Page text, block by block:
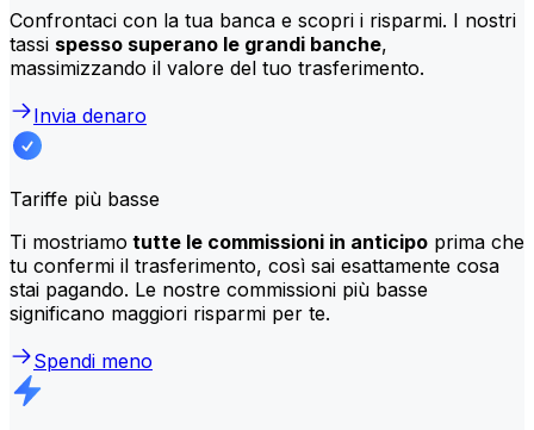
Confrontaci con la tua banca e scopri i risparmi. I nostri
tassi spesso superano le grandi banche,
massimizzando il valore del tuo trasferimento.
Invia denaro
Tariffe più basse
Ti mostriamo tutte le commissioni in anticipo prima che
tu confermi il trasferimento, così sai esattamente cosa
stai pagando. Le nostre commissioni più basse
significano maggiori risparmi per te.
Spendi meno